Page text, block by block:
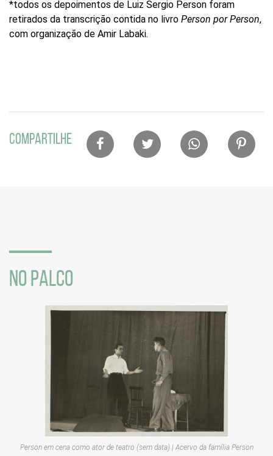
*todos os depoimentos de Luiz Sergio Person foram
retirados da transcrição contida no livro Person por Person,
com organização de Amir Labaki.
COMPARTILHELista
NO PALCO
Person em cena como ator de teatro (sem data) | Acervo da família Person